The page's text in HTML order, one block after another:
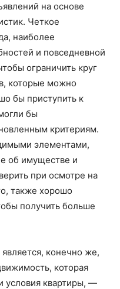
на основе
Четкое
наиболее
и повседневной
ограничить круг
которые можно
бы приступить к
бы
критериям.
элементами,
об имуществе и
при осмотре на
также хорошо
получить больше
конечно же,
которая
условия квартиры, —